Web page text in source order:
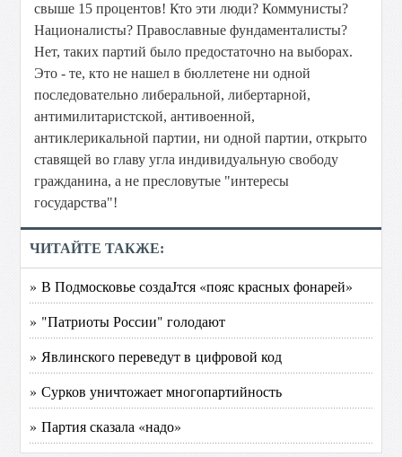
свыше 15 процентов! Кто эти люди? Коммунисты?
Националисты? Православные фундаменталисты?
Нет, таких партий было предостаточно на выборах.
Это - те, кто не нашел в бюллетене ни одной
последовательно либеральной, либертарной,
антимилитаристской, антивоенной,
антиклерикальной партии, ни одной партии, открыто
ставящей во главу угла индивидуальную свободу
гражданина, а не пресловутые "интересы
государства"!
ЧИТАЙТЕ ТАКЖЕ:
» В Подмосковье создаЈтся «пояс красных фонарей»
» "Патриоты России" голодают
» Явлинского переведут в цифровой код
» Сурков уничтожает многопартийность
» Партия сказала «надо»